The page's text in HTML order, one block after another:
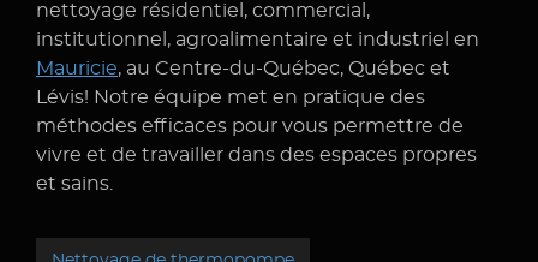
nettoyage résidentiel, commercial,
institutionnel, agroalimentaire et industriel en
Mauricie, au Centre-du-Québec, Québec et
Lévis! Notre équipe met en pratique des
méthodes efficaces pour vous permettre de
vivre et de travailler dans des espaces propres
et sains.